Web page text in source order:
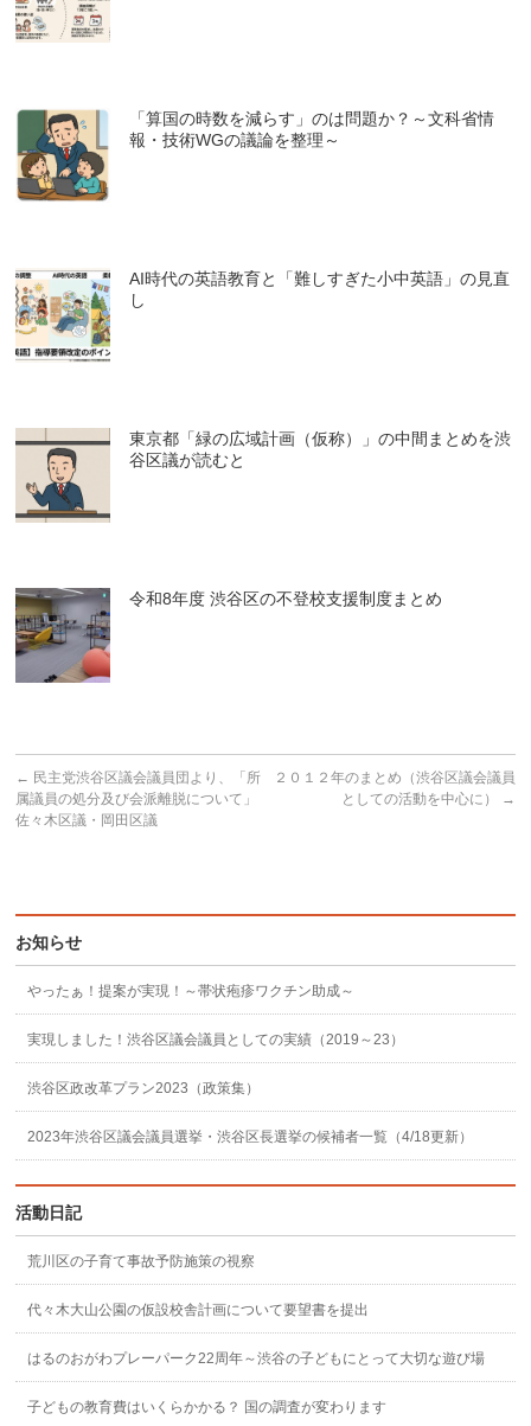
「算国の時数を減らす」のは問題か？～文科省情
報・技術WGの議論を整理～
AI時代の英語教育と「難しすぎた小中英語」の見直
し
東京都「緑の広域計画（仮称）」の中間まとめを渋
谷区議が読むと
令和8年度 渋谷区の不登校支援制度まとめ
← 民主党渋谷区議会議員団より、「所
属議員の処分及び会派離脱について」
佐々木区議・岡田区議
２０１２年のまとめ（渋谷区議会議員
としての活動を中心に）
→
お知らせ
やったぁ！提案が実現！～帯状疱疹ワクチン助成～
実現しました！渋谷区議会議員としての実績（2019～23）
渋谷区政改革プラン2023（政策集）
2023年渋谷区議会議員選挙・渋谷区長選挙の候補者一覧（4/18更新）
活動日記
荒川区の子育て事故予防施策の視察
代々木大山公園の仮設校舎計画について要望書を提出
はるのおがわプレーパーク22周年～渋谷の子どもにとって大切な遊び場
子どもの教育費はいくらかかる？ 国の調査が変わります